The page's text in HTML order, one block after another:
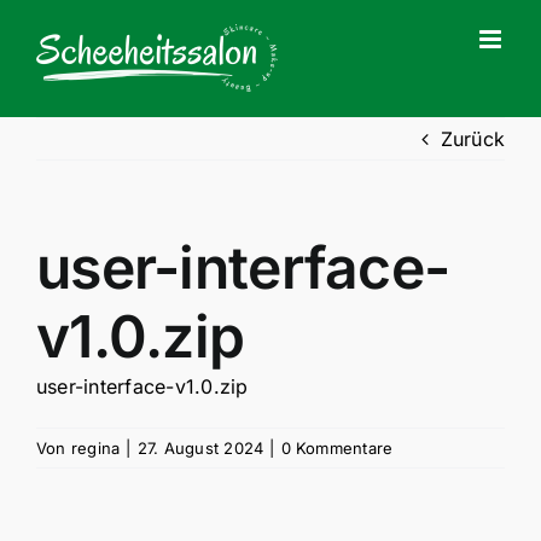
Inhalt
springen
Zurück
user-interface-
v1.0.zip
user-interface-v1.0.zip
Von regina 27. August 2024 0 Kommentare